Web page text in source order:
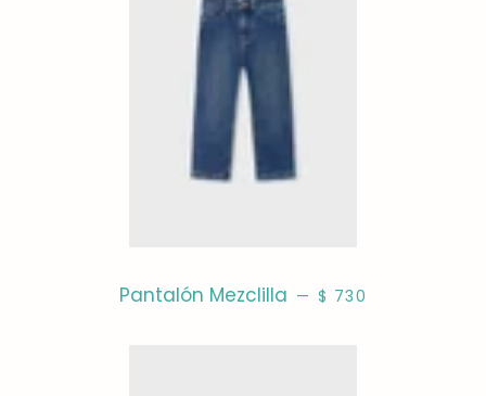
Pantalón Mezclilla — PRECIO HABITUAL
$ 730